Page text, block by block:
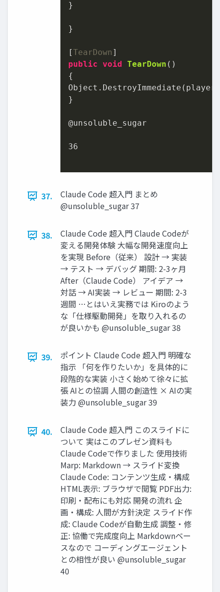
}
}
[TearDown
public void TearDown ()
{
}
@unsoluble_sugar
36
37.
Claude Code 超入門 まとめ
@unsoluble_sugar 37
38.
Claude Code 超入門 Claude Codeが
変える開発体験 大幅な開発速度向上
を実現 Before（従来） 設計 → 実装
→ テスト → デバッグ 期間: 2-3ヶ月
After（Claude Code） アイデア →
対話 → AI実装 → レビュー 期間: 2-3
週間 …とはいえ実務では Kiroのよう
な「仕様駆動開発」を取り入れるの
が良いかも @unsoluble_sugar 38
39.
ポイント Claude Code 超入門 明確な
指示 「何を作りたいか」を具体的に
段階的な実装 小さく始めて徐々に拡
張 AIとの協調 人間の創造性 × AIの実
装力 @unsoluble_sugar 39
40.
Claude Code 超入門 このスライドに
ついて 実はこのプレゼン資料も
Claude Codeで作りました 使用技術
Marp: Markdown → スライド変換
Claude Code: コンテンツ生成・構成
HTML表示: ブラウザで閲覧 PDF出力:
印刷・配布にも対応 開発の流れ 企
画・構成: 人間が方針決定 スライド作
成: Claude Codeが自動生成 調整・修
正: 協働で完成度向上 Markdownベー
スなので コーディングエージェント
との相性が良い @unsoluble_sugar
40